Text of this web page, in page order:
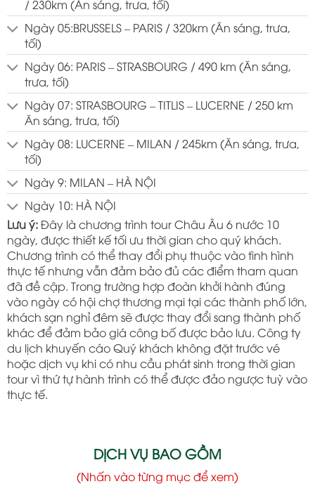
/ 230km (Ăn sáng, trưa, tối)
Ngày 05:BRUSSELS – PARIS / 320km (Ăn sáng, trưa,
tối)
Ngày 06: PARIS – STRASBOURG / 490 km (Ăn sáng,
trưa, tối)
Ngày 07: STRASBOURG – TITLIS – LUCERNE / 250 km
Ăn sáng, trưa, tối)
Ngày 08: LUCERNE – MILAN / 245km (Ăn sáng, trưa,
tối)
Ngày 9: MILAN – HÀ NỘI
Ngày 10: HÀ NỘI
Lưu ý:Đây là chương trình tour Châu Âu 6 nước 10
ngày, được thiết kế tối ưu thời gian cho quý khách.
Chương trình có thể thay đổi phụ thuộc vào tình hình
thực tế nhưng vẫn đảm bảo đủ các điểm tham quan
đã đề cập. Trong trường hợp đoàn khởi hành đúng
vào ngày có hội chợ thương mại tại các thành phố lớn,
khách sạn nghỉ đêm sẽ được thay đổi sang thành phố
khác để đảm bảo giá công bố được bảo lưu. Công ty
du lịch khuyến cáo Quý khách không đặt trước vé
hoặc dịch vụ khi có nhu cầu phát sinh trong thời gian
tour vì thứ tự hành trình có thể được đảo ngược tuỳ vào
thực tế.
DỊCH VỤ BAO GỒM
(Nhấn vào từng mục để xem)